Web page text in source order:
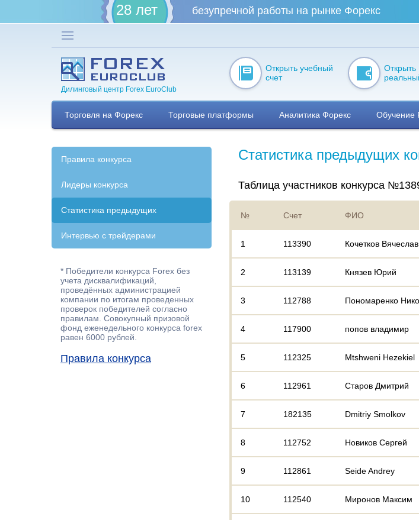
28 лет безупречной работы на рынке Форекс
Дилинговый центр Forex EuroClub
Открыть учебный
счет
Открыть
Торговля на Форекс Торговые платформы Аналитика Форекс Обучение
Правила конкурса
Лидеры конкурса
Статистика предыдущих
Интервью с трейдерами
* Победители конкурса Forex без
учета дисквалификаций,
проведённых администрацией
компании по итогам проведенных
проверок победителей согласно
правилам. Совокупный призовой
фонд еженедельного конкурса forex
равен 6000 рублей.
Правила конкурса
Статистика предыдущих
Таблица участников конкурса
№ Счет ФИО
1 113390 Кочетков Вячеслав
2 113139 Князев Юрий
3 112788 Пономаренко
4 117900 попов владимир
5 112325 Mtshweni Hezekiel
6 112961 Старов Дмитрий
7 182135 Dmitriy Smolkov
8 112752 Новиков Сергей
9 112861 Seide Andrey
10 112540 Миронов Максим